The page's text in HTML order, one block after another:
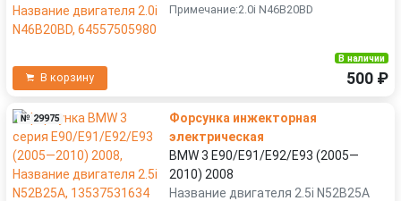
Примечание:2.0i N46B20BD
В корзину
В наличии
500 ₽
№ 29975
Форсунка инжекторная
электрическая
BMW 3 E90/E91/E92/E93 (2005—
2010) 2008
Название двигателя 2.5i N52B25A